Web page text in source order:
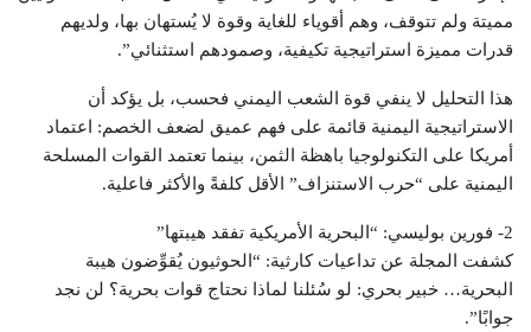
مميتة ولم تتوقف، وهم أقوياء للغاية وقوة لا يُستهان بها، ولديهم
قدرات مميزة استراتيجية تكيفية، وصمودهم استثنائي”.
هذا التحليل لا ينفي قوة الشعب اليمني فحسب، بل يؤكد أن
الاستراتيجية اليمنية قائمة على فهم عميق لضعف الخصم: اعتماد
أمريكا على التكنولوجيا باهظة الثمن، بينما تعتمد القوات المسلحة
اليمنية على “حرب الاستنزاف” الأقل كلفةً والأكثر فاعلية.
2- فورين بوليسي: “البحرية الأمريكية تفقد هيبتها”
كشفت المجلة عن تداعيات كارثية: “الحوثيون يُقوِّضون هيبة
البحرية… خبير بحري: لو سُئلنا لماذا نحتاج قوات بحرية؟ لن نجد
جوابًا”.